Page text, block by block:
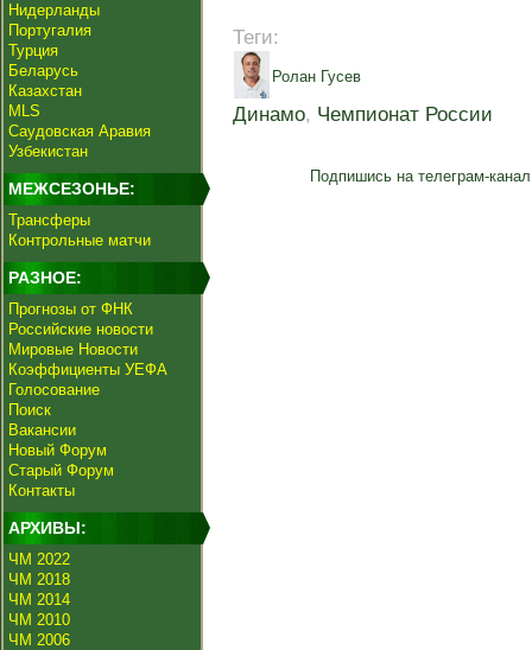
Нидерланды
Португалия
Турция
Беларусь
Казахстан
MLS
Саудовская Аравия
Узбекистан
МЕЖСЕЗОНЬЕ:
Трансферы
Контрольные матчи
РАЗНОЕ:
Прогнозы от ФНК
Российские новости
Мировые Новости
Коэффициенты УЕФА
Голосование
Поиск
Вакансии
Новый Форум
Старый Форум
Контакты
АРХИВЫ:
ЧМ 2022
ЧМ 2018
ЧМ 2014
ЧМ 2010
ЧМ 2006
Теги:
Ролан Гусев
Динамо, Чемпионат России
Подпишись на телеграм-